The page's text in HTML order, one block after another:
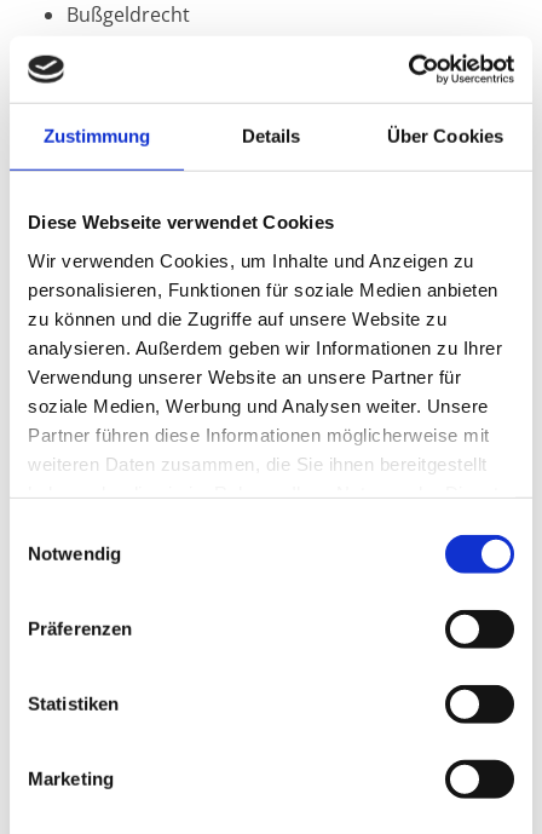
Zustimmung Details Über Cookies
Diese Webseite verwendet Cookies
Wir verwenden Cookies, um Inhalte und Anzeigen zu
personalisieren, Funktionen für soziale Medien anbieten
zu können und die Zugriffe auf unsere Website zu
analysieren. Außerdem geben wir Informationen zu Ihrer
Verwendung unserer Website an unsere Partner für
soziale Medien, Werbung und Analysen weiter. Unsere
Partner führen diese Informationen möglicherweise mit
weiteren Daten zusammen, die Sie ihnen bereitgestellt
Notwendig
Präferenzen
Statistiken
Marketing
Bußgeldrecht
Forderungseinzug und -abwehr (auch
Internetverträge)
außergerichtliche und gerichtliche Unterstützung.
Informieren Sie sich über die von mir angebotenen
Leistungen.
Ich freue mich auf Sie!
Roswitha Reins-Dieckmann
27318 Hoya
hoya@reins-dieckmann.de
stehen in unmittelbarer Nähe ausreichend zur
 Bürozeiten